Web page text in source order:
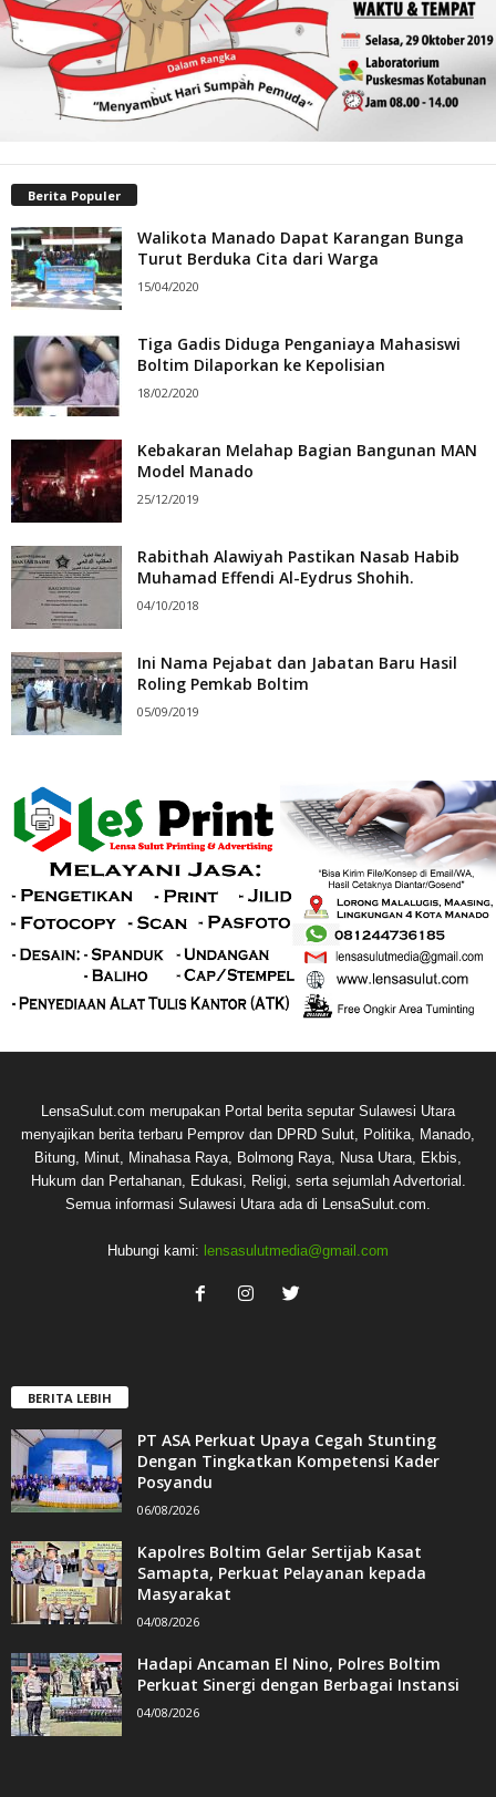
Berita Populer
Walikota Manado Dapat Karangan Bunga
Turut Berduka Cita dari Warga
15/04/2020
Tiga Gadis Diduga Penganiaya Mahasiswi
Boltim Dilaporkan ke Kepolisian
18/02/2020
Kebakaran Melahap Bagian Bangunan MAN
Model Manado
25/12/2019
Rabithah Alawiyah Pastikan Nasab Habib
Muhamad Effendi Al-Eydrus Shohih.
04/10/2018
Ini Nama Pejabat dan Jabatan Baru Hasil
Roling Pemkab Boltim
05/09/2019
LensaSulut.com merupakan Portal berita seputar Sulawesi Utara
menyajikan berita terbaru Pemprov dan DPRD Sulut, Politika, Manado,
Bitung, Minut, Minahasa Raya, Bolmong Raya, Nusa Utara, Ekbis,
Hukum dan Pertahanan, Edukasi, Religi, serta sejumlah Advertorial.
Semua informasi Sulawesi Utara ada di LensaSulut.com.
Hubungi kami: lensasulutmedia@gmail.com
BERITA LEBIH
PT ASA Perkuat Upaya Cegah Stunting
Dengan Tingkatkan Kompetensi Kader
Posyandu
06/08/2026
Kapolres Boltim Gelar Sertijab Kasat
Samapta, Perkuat Pelayanan kepada
Masyarakat
04/08/2026
Hadapi Ancaman El Nino, Polres Boltim
Perkuat Sinergi dengan Berbagai Instansi
04/08/2026